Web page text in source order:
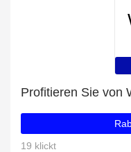
Profitieren Sie von
19 klickt